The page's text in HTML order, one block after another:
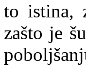
to istina,
zašto je